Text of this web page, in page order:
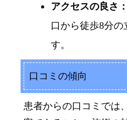
アクセスの良さ：
口から徒歩8分
す。
口コミの傾向
患者からの口コミでは